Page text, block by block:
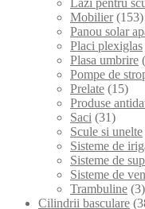
Mobilier (153)
Panou solar
Placi plexiglas
Plasa umbrire
Pompe de
Prelate (15)
Produse
Saci (31)
Scule si unelte
Sisteme de
Sisteme de
Sisteme de
Trambuline (3)
Cilindrii basculare